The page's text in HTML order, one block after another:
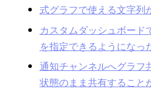
式グラフで使える文字列
カスタムダッシュボード
を指定できるようになっ
通知チャンネルへグラフ
状態のまま共有すること